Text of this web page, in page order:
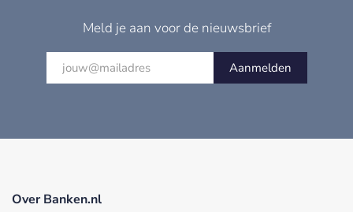
Meld je aan voor de nieuwsbrief
Aanmelden
Over Banken.nl